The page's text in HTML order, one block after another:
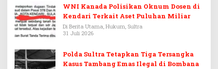
WNI Kanada Polisikan Oknum Dosen di
Kendari Terkait Aset Puluhan Miliar
Di Berita Utama, Hukum, Sultra
31 Juli 2026
Polda Sultra Tetapkan Tiga Tersangka
Kasus Tambang Emas Ilegal di Bombana